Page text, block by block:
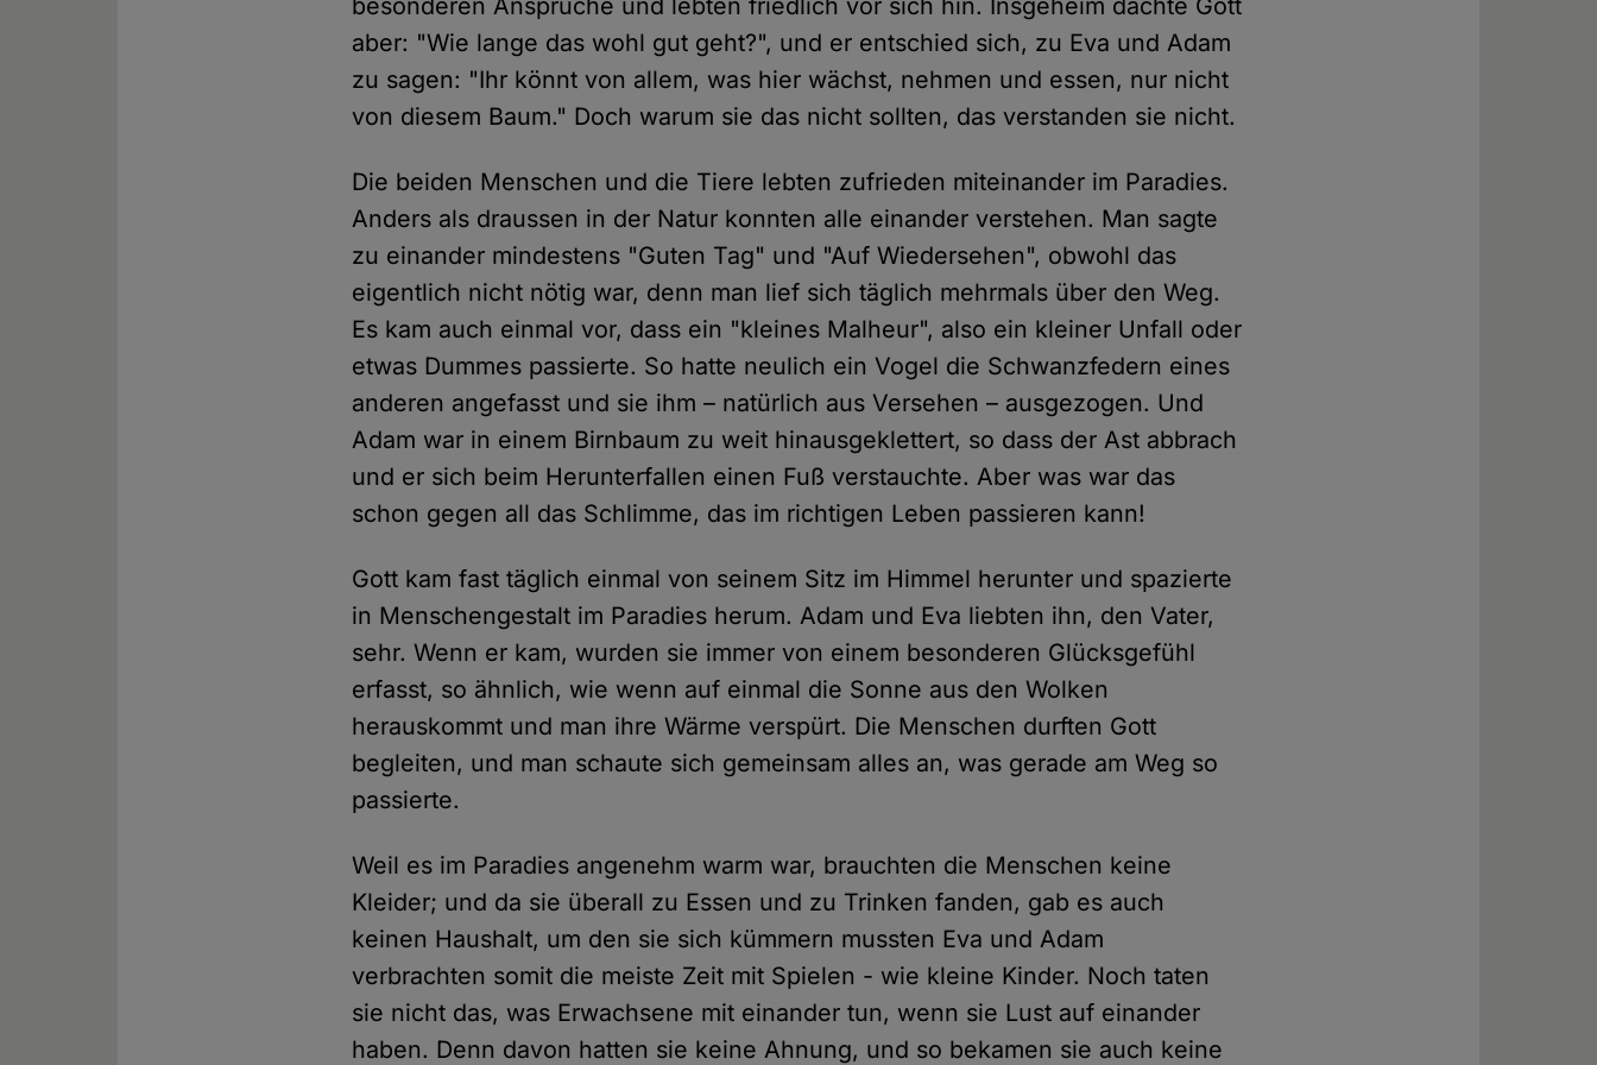
besonderen Ansprüche und lebten friedlich vor sich hin. Insgeheim dachte Gott
aber: "Wie lange das wohl gut geht?", und er entschied sich, zu Eva und Adam
zu sagen: "Ihr könnt von allem, was hier wächst, nehmen und essen, nur nicht
von diesem Baum." Doch warum sie das nicht sollten, das verstanden sie nicht.
Die beiden Menschen und die Tiere lebten zufrieden miteinander im Paradies.
Anders als draussen in der Natur konnten alle einander verstehen. Man sagte
zu einander mindestens "Guten Tag" und "Auf Wiedersehen", obwohl das
eigentlich nicht nötig war, denn man lief sich täglich mehrmals über den Weg.
Es kam auch einmal vor, dass ein "kleines Malheur", also ein kleiner Unfall oder
etwas Dummes passierte. So hatte neulich ein Vogel die Schwanzfedern eines
anderen angefasst und sie ihm – natürlich aus Versehen – ausgezogen. Und
Adam war in einem Birnbaum zu weit hinausgeklettert, so dass der Ast abbrach
und er sich beim Herunterfallen einen Fuß verstauchte. Aber was war das
schon gegen all das Schlimme, das im richtigen Leben passieren kann!
Gott kam fast täglich einmal von seinem Sitz im Himmel herunter und spazierte
in Menschengestalt im Paradies herum. Adam und Eva liebten ihn, den Vater,
sehr. Wenn er kam, wurden sie immer von einem besonderen Glücksgefühl
erfasst, so ähnlich, wie wenn auf einmal die Sonne aus den Wolken
herauskommt und man ihre Wärme verspürt. Die Menschen durften Gott
begleiten, und man schaute sich gemeinsam alles an, was gerade am Weg so
passierte.
Weil es im Paradies angenehm warm war, brauchten die Menschen keine
Kleider; und da sie überall zu Essen und zu Trinken fanden, gab es auch
keinen Haushalt, um den sie sich kümmern mussten Eva und Adam
verbrachten somit die meiste Zeit mit Spielen - wie kleine Kinder. Noch taten
sie nicht das, was Erwachsene mit einander tun, wenn sie Lust auf einander
haben. Denn davon hatten sie keine Ahnung, und so bekamen sie auch keine